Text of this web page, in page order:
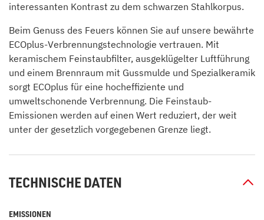
interessanten Kontrast zu dem schwarzen Stahlkorpus.
Beim Genuss des Feuers können Sie auf unsere bewährte
ECOplus-Verbrennungstechnologie vertrauen. Mit
keramischem Feinstaubfilter, ausgeklügelter Luftführung
und einem Brennraum mit Gussmulde und Spezialkeramik
sorgt ECOplus für eine hocheffiziente und
umweltschonende Verbrennung. Die Feinstaub-
Emissionen werden auf einen Wert reduziert, der weit
unter der gesetzlich vorgegebenen Grenze liegt.
TECHNISCHE DATEN
EMISSIONEN